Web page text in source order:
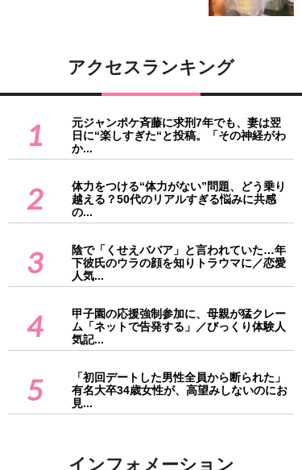
アクセスランキング
1
元ジャンポケ斉藤に求刑7年でも、妻は翌
日に“楽しすぎた“と投稿。「その神経がわ
か...
2
体力をつける“体力がない”問題、どう乗り
越える？50代のリアルすぎる悩みに共感
の...
3
陰で「くせえババア」と言われていた…年
下彼氏のウラの顔を知りトラウマに／恋愛
人気...
4
甲子園の応援強制参加に、母親が猛クレー
ム「ネットで告発する」／びっくり体験人
気記...
5
「初回デートした男性全員から断られた」
有名大卒34歳女性が、高望みしないのにお
見...
インフォメーション